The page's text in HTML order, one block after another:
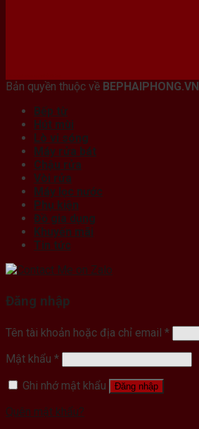
Bản quyền thuộc về BEPHAIPHONG.VN
Bếp từ
Hút mùi
Lò vi sóng
Máy rửa bát
Chậu rửa
Vòi rửa
Máy lọc nước
Phụ kiện
Đồ gia dụng
Khuyến mãi
Tin tức
Đăng nhập
Tên tài khoản hoặc địa chỉ email *
Mật khẩu *
Ghi nhớ mật khẩu
Đăng nhập
Quên mật khẩu?